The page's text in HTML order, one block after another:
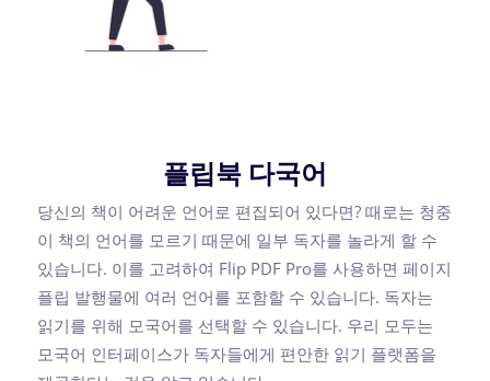
플립북 다국어
당신의 책이 어려운 언어로 편집되어 있다면? 때로는 청중
이 책의 언어를 모르기 때문에 일부 독자를 놀라게 할 수
있습니다. 이를 고려하여 Flip PDF Pro를 사용하면 페이지
플립 발행물에 여러 언어를 포함할 수 있습니다. 독자는
읽기를 위해 모국어를 선택할 수 있습니다. 우리 모두는
모국어 인터페이스가 독자들에게 편안한 읽기 플랫폼을